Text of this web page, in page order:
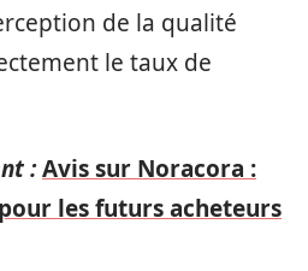
de la qualité
le taux de
:Avis sur Noracora :
les futurs acheteurs